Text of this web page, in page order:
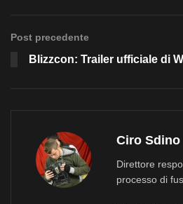
Post precedente
Blizzcon: Trailer ufficiale di
Ciro Sdino
Direttore
processo di